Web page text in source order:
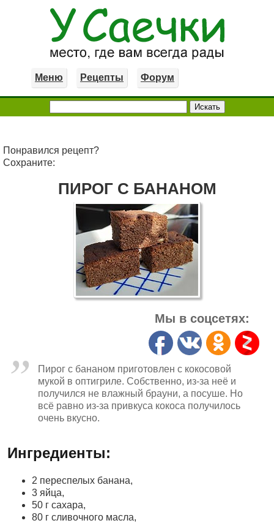
Меню Рецепты Форум
Понравился рецепт?
Сохраните:
ПИРОГ С БАНАНОМ
Мы в соцсетях:
Пирог с бананом приготовлен с кокосовой
мукой в оптигриле. Собственно, из-за неё и
получился не влажный брауни, а посуше. Но
всё равно из-за привкуса кокоса получилось
очень вкусно.
Ингредиенты:
2 переспелых банана,
3 яйца,
50 г сахара,
80 г сливочного масла,